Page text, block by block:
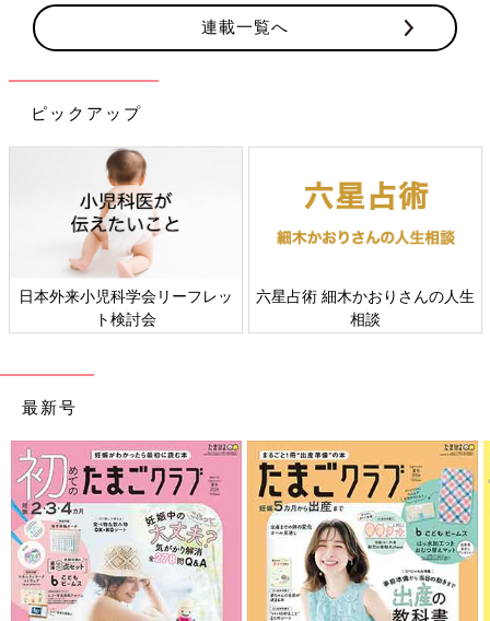
連載一覧へ
ピックアップ
日本外来小児科学会リーフレッ
ト検討会
六星占術 細木かおりさんの人生
相談
最新号